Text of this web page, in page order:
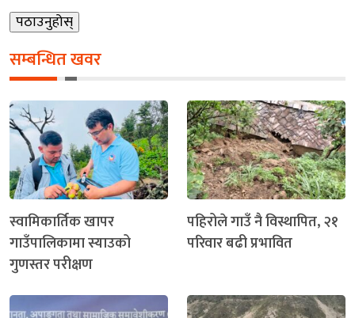
सम्बन्धित खवर
स्वामिकार्तिक खापर
गाउँपालिकामा स्याउको
गुणस्तर परीक्षण
पहिरोले गाउँ नै विस्थापित, २१
परिवार बढी प्रभावित